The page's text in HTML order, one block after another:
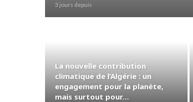
3 jours depuis
La nouvelle contribution
climatique de l’Algérie : un
engagement pour la planète,
mais surtout pour…